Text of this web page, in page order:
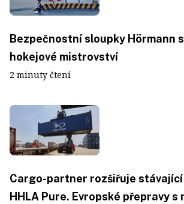
Bezpečnostní sloupky Hörmann
hokejové mistrovství
2 minuty čtení
Cargo-partner rozšiřuje
HHLA Pure. Evropské přepravy